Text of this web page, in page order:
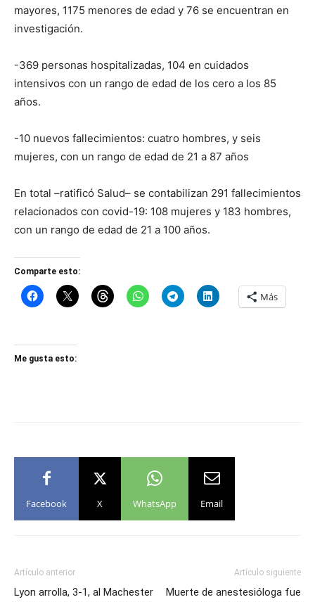
mayores, 1175 menores de edad y 76 se encuentran en
investigación.
-369 personas hospitalizadas, 104 en cuidados
intensivos con un rango de edad de los cero a los 85
años.
-10 nuevos fallecimientos: cuatro hombres, y seis
mujeres, con un rango de edad de 21 a 87 años
En total –ratificó Salud– se contabilizan 291 fallecimientos
relacionados con covid-19: 108 mujeres y 183 hombres,
con un rango de edad de 21 a 100 años.
Comparte esto:
Más
Me gusta esto:
Facebook X WhatsApp Email
Artículo anterior
Lyon arrolla, 3-1, al Machester
Artículo siguiente
Muerte de anestesióloga fue